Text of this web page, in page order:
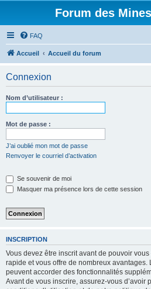
Forum des
FAQ
Accueil Accueil du forum
Connexion
Nom d’utilisateur :
Mot de passe :
J’ai oublié mon mot de passe
Renvoyer le courriel d’activation
Se souvenir de moi
Masquer ma présence lors de cette session
INSCRIPTION
Vous devez être inscrit avant de pouvoir vous
rapide et vous offre de nombreux avantages.
peuvent accorder des fonctionnalités
Avant de vous inscrire, assurez-vous d’avoir